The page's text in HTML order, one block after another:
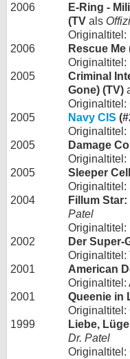
2006
E-Ring -
(TV als
Originaltitel:
2006
Rescue Me
Originaltitel:
2005
Criminal
Gone) (TV)
Originaltitel:
2005
Navy CIS
Originaltitel:
2005
Damage
Originaltitel:
2005
Sleeper
Originaltitel:
2004
Fillum
Patel
Originaltitel:
2002
Der Super-
Originaltitel:
2001
American
Originaltitel:
2001
Queenie in
Originaltitel:
1999
Liebe,
Dr. Patel
Originaltitel: